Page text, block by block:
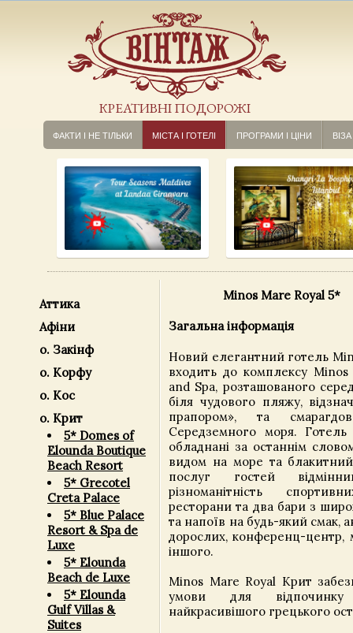
КРЕАТИВНІ ПОДОРОЖІ
ФАКТИ І НЕ ТІЛЬКИ МІСТА І ГОТЕЛІ ПРОГРАМИ І ЦІНИ ВІЗА
Аттика
Афіни
о. Закінф
о. Корфу
о. Кос
о. Крит
5* Domes of
Elounda Boutique
Beach Resort
5* Grecotel
Creta Palace
5* Blue Palace
Resort & Spa de
Luxe
5* Elounda
Beach de Luxe
5* Elounda
Gulf Villas &
Suites
Minos Mare Royal 5*
Загальна інформація
Новий елегантний готель
входить до комплексу
and Spa, розташованого
біля чудового пляжу,
прапором», та
Середземного моря. Готель
обладнані за останнім
видом на море та
послуг гостей
різноманітність
ресторани та два бари з
та напоїв на будь-який смак,
дорослих, конференц-центр,
іншого.
Minos Mare Royal Крит
умови для
найкрасивішого грецького